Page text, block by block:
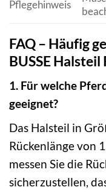
Pflegehinweis
FAQ – Häufig
BUSSE
1. Für welche
geeignet?
Das Halsteil in
Rückenlänge von
messen Sie die
sicherzustellen,